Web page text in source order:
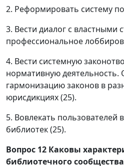
2. Реформировать систему
3. Вести диалог с властными
профессиональное
4. Вести системную
нормативную деятельность.
гармонизацию законов в
юрисдикциях (25).
5. Вовлекать пользователей
библиотек (25).
Вопрос 12 Каковы
библиотечного